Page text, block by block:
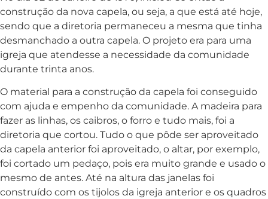
construção da nova capela, ou seja, a que está até hoje,
sendo que a diretoria permaneceu a mesma que tinha
desmanchado a outra capela. O projeto era para uma
igreja que atendesse a necessidade da comunidade
durante trinta anos.
O material para a construção da capela foi conseguido
com ajuda e empenho da comunidade. A madeira para
fazer as linhas, os caibros, o forro e tudo mais, foi a
diretoria que cortou. Tudo o que pôde ser aproveitado
da capela anterior foi aproveitado, o altar, por exemplo,
foi cortado um pedaço, pois era muito grande e usado o
mesmo de antes. Até na altura das janelas foi
construído com os tijolos da igreja anterior e os quadros